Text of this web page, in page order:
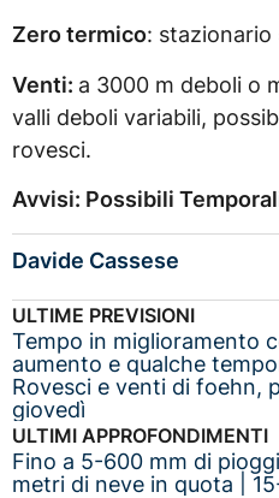
Zero termico: stazionario
Venti: a 3000 m deboli o
valli deboli variabili,
rovesci.
Avvisi: Possibili
Davide Cassese
ULTIME PREVISIONI
Tempo in miglioramento
aumento e qualche
Rovesci e venti di foehn,
giovedì
ULTIMI APPROFONDIMENTI
Fino a 5-600 mm di
metri di neve in quota |